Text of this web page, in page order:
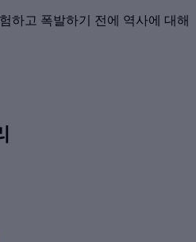
하고 폭발하기 전에 역사에 대해